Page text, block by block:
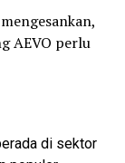
AEVO perlu
di sektor